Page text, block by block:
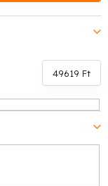
49619 Ft